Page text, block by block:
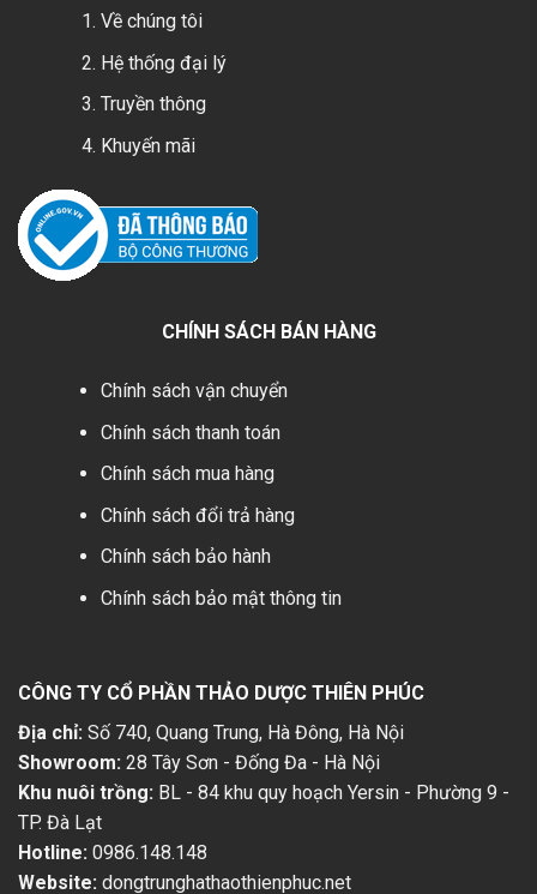
Về chúng tôi
Hệ thống đại lý
Truyền thông
Khuyến mãi
CHÍNH SÁCH BÁN HÀNG
Chính sách vận chuyển
Chính sách thanh toán
Chính sách mua hàng
Chính sách đổi trả hàng
Chính sách bảo hành
Chính sách bảo mật thông tin
CÔNG TY CỔ PHẦN THẢO DƯỢC THIÊN PHÚC
Địa chỉ: Số 740, Quang Trung, Hà Đông, Hà Nội
Showroom: 28 Tây Sơn - Đống Đa - Hà Nội
Khu nuôi trồng: BL - 84 khu quy hoạch Yersin - Phường 9 -
TP. Đà Lạt
Hotline: 0986.148.148
Website: dongtrunghathaothienphuc.net